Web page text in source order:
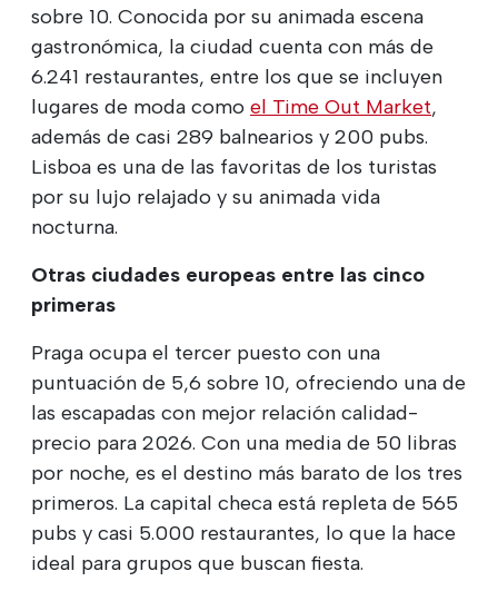
sobre 10. Conocida por su animada escena
gastronómica, la ciudad cuenta con más de
6.241 restaurantes, entre los que se incluyen
lugares de moda como el Time Out Market,
además de casi 289 balnearios y 200 pubs.
Lisboa es una de las favoritas de los turistas
por su lujo relajado y su animada vida
nocturna.
Otras ciudades europeas entre las cinco
primeras
Praga ocupa el tercer puesto con una
puntuación de 5,6 sobre 10, ofreciendo una de
las escapadas con mejor relación calidad-
precio para 2026. Con una media de 50 libras
por noche, es el destino más barato de los tres
primeros. La capital checa está repleta de 565
pubs y casi 5.000 restaurantes, lo que la hace
ideal para grupos que buscan fiesta.